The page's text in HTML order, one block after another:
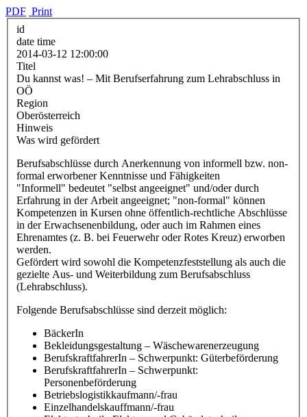
PDF Print
id
date time
2014-03-12 12:00:00
Titel
Du kannst was! – Mit Berufserfahrung zum Lehrabschluss in
OÖ
Region
Oberösterreich
Hinweis
Was wird gefördert
Berufsabschlüsse durch Anerkennung von informell bzw. non-
formal erworbener Kenntnisse und Fähigkeiten
"Informell" bedeutet "selbst angeeignet" und/oder durch
Erfahrung in der Arbeit angeeignet; "non-formal" können
Kompetenzen in Kursen ohne öffentlich-rechtliche Abschlüsse
in der Erwachsenenbildung, oder auch im Rahmen eines
Ehrenamtes (z. B. bei Feuerwehr oder Rotes Kreuz) erworben
werden.
Gefördert wird sowohl die Kompetenzfeststellung als auch die
gezielte Aus- und Weiterbildung zum Berufsabschluss
(Lehrabschluss).
Folgende Berufsabschlüsse sind derzeit möglich:
BäckerIn
Bekleidungsgestaltung – Wäschewarenerzeugung
BerufskraftfahrerIn – Schwerpunkt: Güterbeförderung
BerufskraftfahrerIn – Schwerpunkt:
Personenbeförderung
Betriebslogistikkaufmann/-frau
Einzelhandelskauffmann/-frau